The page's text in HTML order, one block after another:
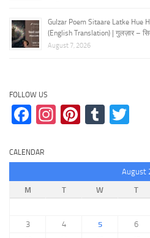
Gulzar Poem Sitaare Latke Hue
(English Translation) | गुलज़ार –
August 7, 2026
FOLLOW US
Facebook
Instagram
Pinterest
CALENDAR
August
M
T W T
3
4 5 6